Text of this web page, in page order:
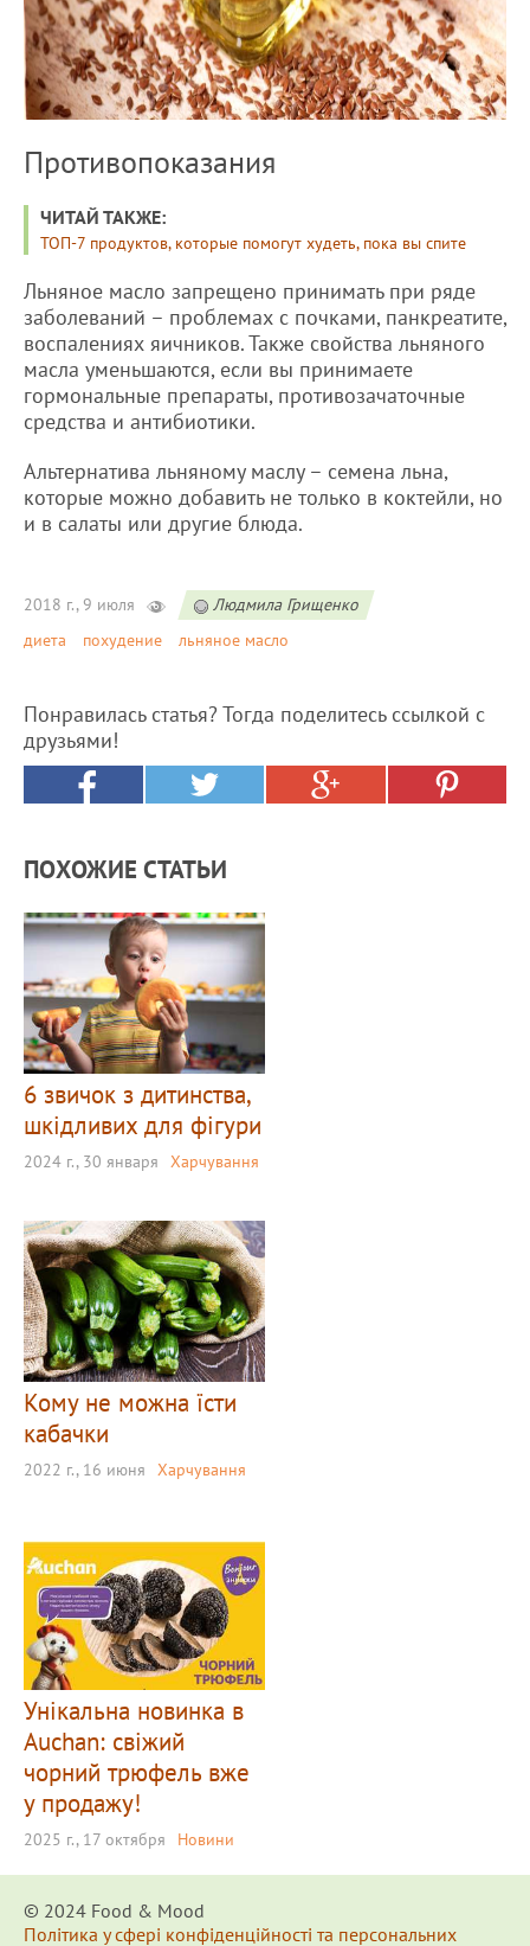
Противопоказания
ЧИТАЙ ТАКЖЕ:
ТОП-7 продуктов, которые помогут худеть, пока вы спите
Льняное масло запрещено принимать при ряде
заболеваний – проблемах с почками, панкреатите,
воспалениях яичников. Также свойства льняного
масла уменьшаются, если вы принимаете
гормональные препараты, противозачаточные
средства и антибиотики.
Альтернатива льняному маслу – семена льна,
которые можно добавить не только в коктейли, но
и в салаты или другие блюда.
2018 г., 9 июля
Людмила Грищенко
диета
похудение льняное масло
Понравилась статья? Тогда поделитесь ссылкой с
друзьями!
ПОХОЖИЕ СТАТЬИ
6 звичок з дитинства,
шкідливих для фігури
2024 г., 30 января Харчування
Кому не можна їсти
кабачки
2022 г., 16 июня Харчування
Унікальна новинка в
Auchan: свіжий
чорний трюфель вже
у продажу!
2025 г., 17 октября Новини
© 2024 Food & Мood
Політика у сфері конфіденційності та персональних